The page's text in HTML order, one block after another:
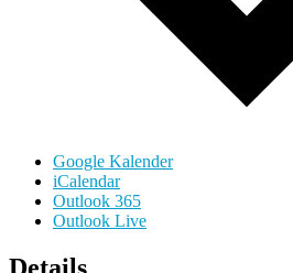
Google Kalender
iCalendar
Outlook 365
Outlook Live